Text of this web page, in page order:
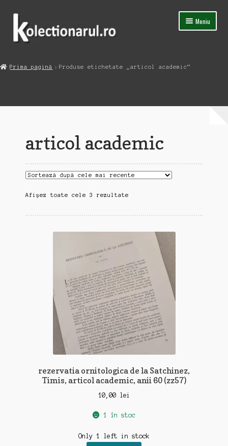
Sari
navigare
Sari
conținut
Meniu
Contact
Prima pagină Produse etichetate „articol academic”
articol academic
Afișez toate cele 3 rezultateSortat
cele
recente
rezervatia ornitologica de la Satchinez,
Timis, articol academic, anii 60 (zz57)
10,00 lei
1 în stoc
Only 1 left in stock